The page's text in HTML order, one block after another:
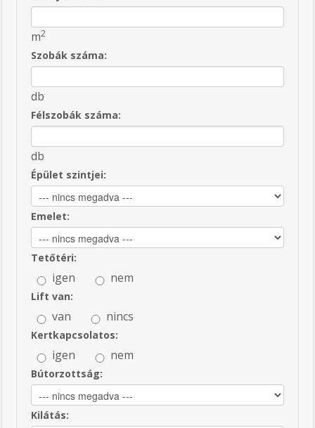
m2
Szobák száma:
db
Félszobák száma:
db
Épület szintjei:
Emelet:
Tetőtéri:
igen nem
Lift van:
van nincs
Kertkapcsolatos:
igen nem
Bútorzottság:
Kilátás: